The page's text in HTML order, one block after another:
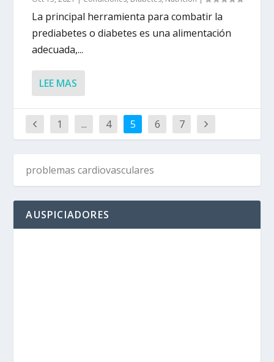
La principal herramienta para combatir la
prediabetes o diabetes es una alimentación
adecuada,...
LEE MAS
1 ... 4 5 6 7
AUSPICIADORES